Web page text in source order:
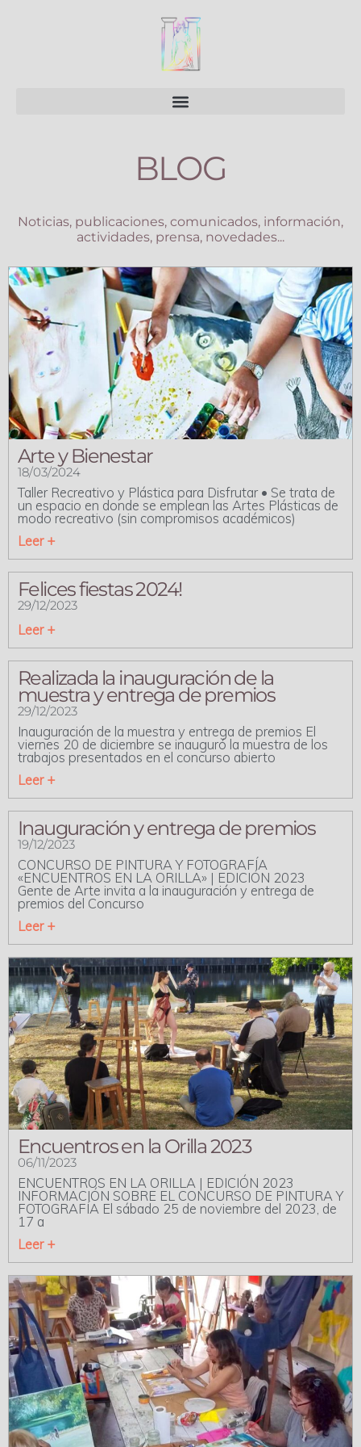
BLOG
Noticias, publicaciones, comunicados, información,
actividades, prensa, novedades...
Arte y Bienestar
18/03/2024
Taller Recreativo y Plástica para Disfrutar • Se trata de
un espacio en donde se emplean las Artes Plásticas de
modo recreativo (sin compromisos académicos)
Leer +
Felices fiestas 2024!
29/12/2023
Leer +
Realizada la inauguración de la
muestra y entrega de premios
29/12/2023
Inauguración de la muestra y entrega de premios El
viernes 20 de diciembre se inauguró la muestra de los
trabajos presentados en el concurso abierto
Leer +
Inauguración y entrega de premios
19/12/2023
CONCURSO DE PINTURA Y FOTOGRAFÍA
«ENCUENTROS EN LA ORILLA» | EDICIÓN 2023
Gente de Arte invita a la inauguración y entrega de
premios del Concurso
Leer +
Encuentros en la Orilla 2023
06/11/2023
ENCUENTROS EN LA ORILLA | EDICIÓN 2023
INFORMACIÓN SOBRE EL CONCURSO DE PINTURA Y
FOTOGRAFÍA El sábado 25 de noviembre del 2023, de
17 a
Leer +